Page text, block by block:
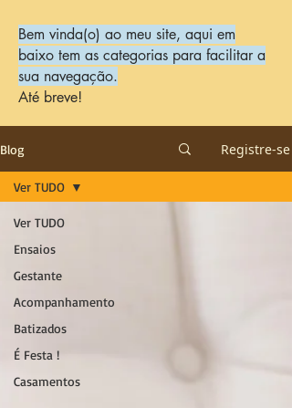
Bem vinda(o) ao meu site, aqui em
baixo tem as categorias para facilitar a
sua navegação.
Até breve!
Blog Registre-se
Ver TUDO
Ensaios
Gestante
Acompanhamento
Batizados
É Festa !
Casamentos
Ver TUDO